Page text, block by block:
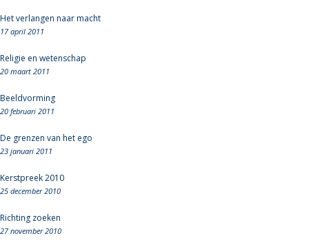
Het verlangen naar macht
17 april 2011
Religie en wetenschap
20 maart 2011
Beeldvorming
20 februari 2011
De grenzen van het ego
23 januari 2011
Kerstpreek 2010
25 december 2010
Richting zoeken
27 november 2010